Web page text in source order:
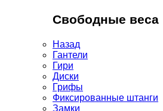
Свободные веса
Назад
Гантели
Гири
Диски
Грифы
Фиксированные штанги
Замки